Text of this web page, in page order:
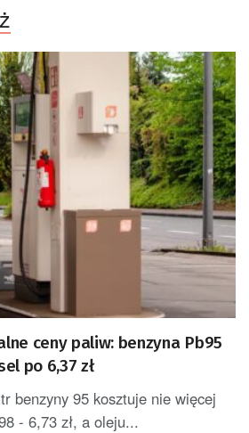
ceny paliw: benzyna Pb95
po 6,37 zł
benzyny 95 kosztuje nie więcej
- 6,73 zł, a oleju...